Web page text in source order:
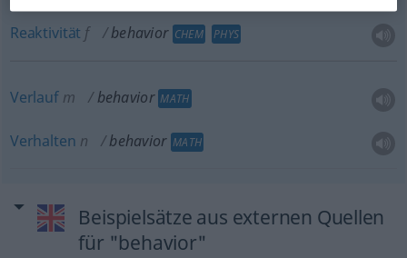
Reaktivität f behavior CHEM PHYS
Verlaufm behavior MATH
Verhalten n behavior MATH
Beispielsätze aus externen Quellen
für "behavior"